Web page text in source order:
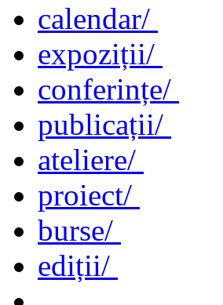
calendar/
expoziții/
conferințe/
publicații/
ateliere/
proiect/
burse/
ediții/